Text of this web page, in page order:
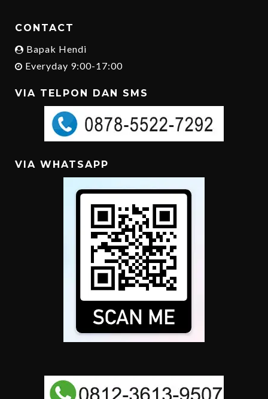
CONTACT
Bapak Hendi
Everyday 9:00-17:00
VIA TELPON DAN SMS
VIA WHATSAPP